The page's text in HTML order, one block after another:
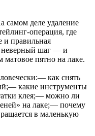
самом деле удаление
операция, где
и правильная
неверный шаг — и
матовое пятно на лаке.
как снять
какие инструменты
клея;— можно ли
на лаке;— почему
в маленькую